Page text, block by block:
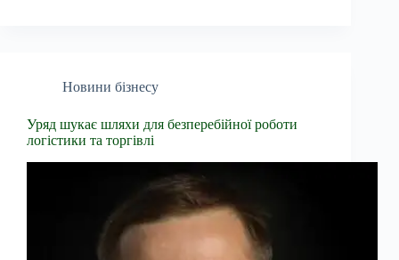
Новини бізнесу
Уряд шукає шляхи для безперебійної роботи
логістики та торгівлі